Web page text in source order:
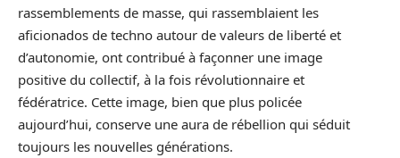
rassemblements de masse, qui rassemblaient les
aficionados de techno autour de valeurs de liberté et
d’autonomie, ont contribué à façonner une image
positive du collectif, à la fois révolutionnaire et
fédératrice. Cette image, bien que plus policée
aujourd’hui, conserve une aura de rébellion qui séduit
toujours les nouvelles générations.